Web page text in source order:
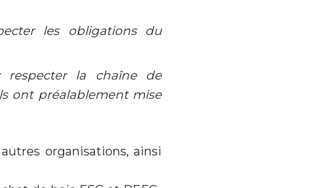
les obligations du
respecter la chaîne de
ont préalablement mise
organisations, ainsi